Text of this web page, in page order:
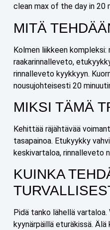
clean max of the day in 20
MITÄ
Kolmen liikkeen
raakarinnalleveto,
rinnalleveto kyykkyyn.
nousujohteisesti 20
MIKSI TÄMÄ
Kehittää räjähtävää
tasapainoa. Etukyykky
keskivartaloa, rinnalleveto
KUINKA
Pidä tanko lähellä
kyynärpäillä eturäkissä. Älä